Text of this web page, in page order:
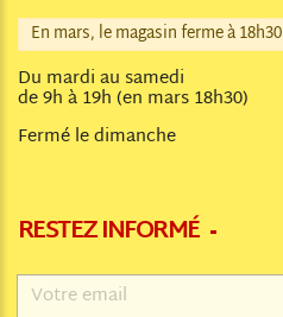
En mars, le magasin ferme à 18h30
Du mardi au samedi
de 9h à 19h (en mars 18h30)
Fermé le dimanche
RESTEZ INFORMÉ
Adresse
email